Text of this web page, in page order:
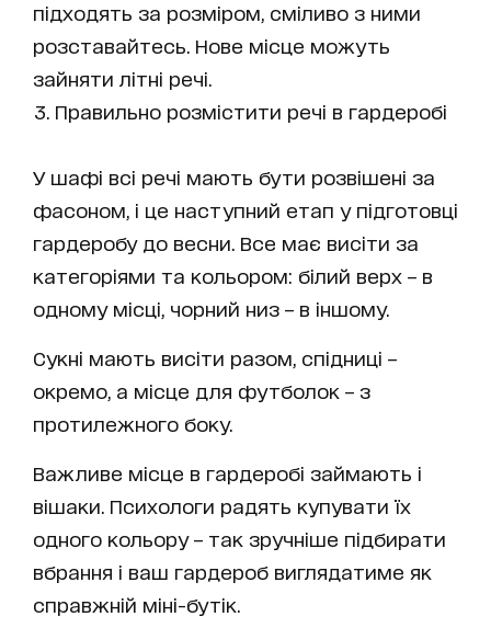
підходять за розміром, сміливо з ними
розставайтесь. Нове місце можуть
зайняти літні речі.
Правильно розмістити речі в гардеробі
У шафі всі речі мають бути розвішені за
фасоном, і це наступний етап у підготовці
гардеробу до весни. Все має висіти за
категоріями та кольором: білий верх – в
одному місці, чорний низ – в іншому.
Сукні мають висіти разом, спідниці –
окремо, а місце для футболок – з
протилежного боку.
Важливе місце в гардеробі займають і
вішаки. Психологи радять купувати їх
одного кольору – так зручніше підбирати
вбрання і ваш гардероб виглядатиме як
справжній міні-бутік.